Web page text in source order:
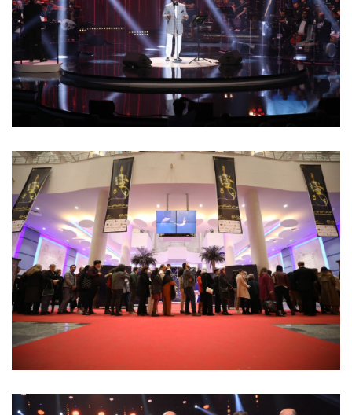
Soirée du Vendredi 10 Mars 2023
11 mars 2023
2023 سهرة يوم الجمعة 10 مارس